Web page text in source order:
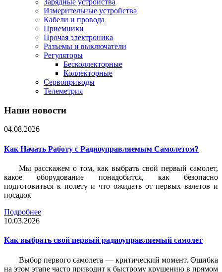
Зарядные устройства
Измерительные устройства
Кабели и провода
Приемники
Прочая электроника
Разъемы и выключатели
Регуляторы
Бесколлекторные
Коллекторные
Сервоприводы
Телеметрия
Наши новости
04.08.2026
Как Начать Работу с Радиоуправляемым Самолетом?
Мы расскажем о том, как выбрать свой первый самолет,
какое оборудование понадобится, как безопасно
подготовиться к полету и что ожидать от первых взлетов и
посадок
Подробнее
10.03.2026
Как выбрать свой первый радиоуправляемый самолет
Выбор первого самолета — критический момент. Ошибка
на этом этапе часто приводит к быстрому крушению в прямом